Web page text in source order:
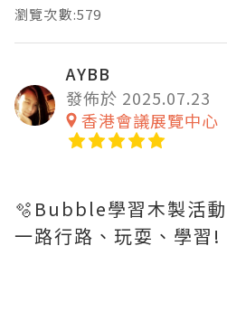
瀏覽次數:579
AYBB
發佈於 2025.07.23
香港會議展覽中心
🫧Bubble學習木製活
一路行路、玩耍、學習!